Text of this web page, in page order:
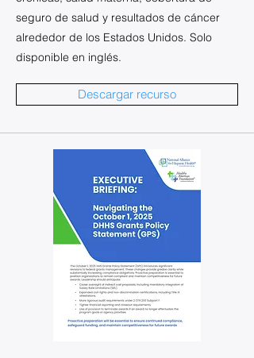
seguro de salud y resultados de cáncer
alrededor de los Estados Unidos. Solo
disponible en inglés.
Descargar recurso